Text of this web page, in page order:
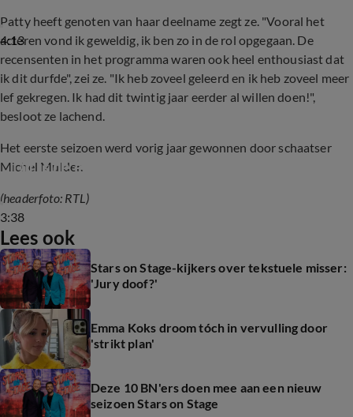
4:13
Patty heeft genoten van haar deelname zegt ze. "Vooral het
acteren vond ik geweldig, ik ben zo in de rol opgegaan. De
recensenten in het programma waren ook heel enthousiast dat
ik dit durfde", zei ze. "Ik heb zoveel geleerd en ik heb zoveel meer
lef gekregen. Ik had dit twintig jaar eerder al willen doen!",
besloot ze lachend.
Het eerste seizoen werd vorig jaar gewonnen door schaatser
Michel Mulder.
3:38
Dit is de eerste winnaar van Stars on Stage
(headerfoto: RTL)
Lees ook
Stars on Stage-kijkers over tekstuele misser:
'Jury doof?'
Emma Koks droom tóch in vervulling door
'strikt plan'
Deze 10 BN'ers doen mee aan een nieuw
seizoen Stars on Stage